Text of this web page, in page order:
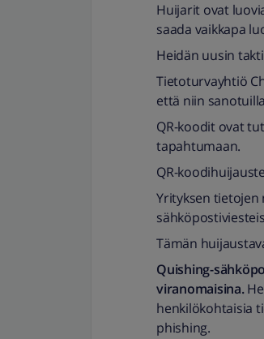
Huijarit ovat
saada vaikkapa
Heidän uusin
Tietoturvayhtiö
että niin
QR-koodit ovat
tapahtumaan.
QR-
Yrityksen tietojen
Tämän
Quishing-
viranomaisina.
henkilökohtaisia
phishing.